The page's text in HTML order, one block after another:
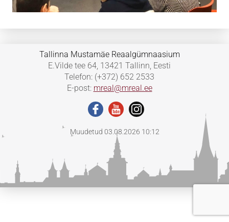
Tallinna Mustamäe Reaalgümnaasium
E.Vilde tee 64, 13421 Tallinn, Eesti
Telefon: (+372) 652 2533
E-post: mreal@mreal.ee
Muudetud 03.08.2026 10:12